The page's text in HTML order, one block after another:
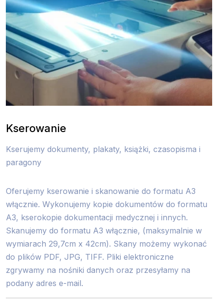
Kserowanie
Kserujemy dokumenty, plakaty, książki, czasopisma i
paragony
Oferujemy kserowanie i skanowanie do formatu A3
włącznie. Wykonujemy kopie dokumentów do formatu
A3, kserokopie dokumentacji medycznej i innych.
Skanujemy do formatu A3 włącznie, (maksymalnie w
wymiarach 29,7cm x 42cm). Skany możemy wykonać
do plików PDF, JPG, TIFF. Pliki elektroniczne
zgrywamy na nośniki danych oraz przesyłamy na
podany adres e-mail.